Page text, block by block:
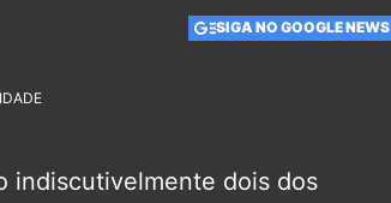
SIGA NO GOOGLE NEWS
indiscutivelmente dois dos